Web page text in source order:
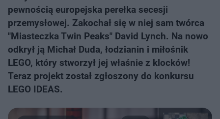
pewnością europejska perełka secesji
przemysłowej. Zakochał się w niej sam twórca
"Miasteczka Twin Peaks" David Lynch. Na nowo
odkrył ją Michał Duda, łodzianin i miłośnik
LEGO, który stworzył jej właśnie z klocków!
Teraz projekt został zgłoszony do konkursu
LEGO IDEAS.